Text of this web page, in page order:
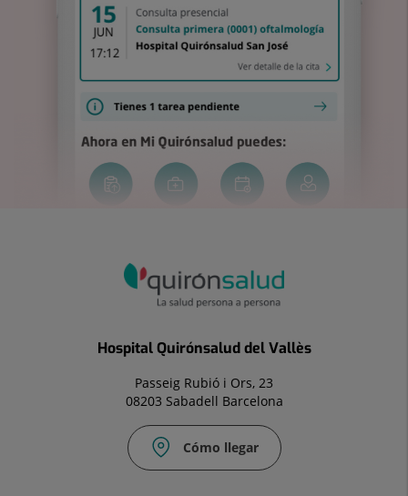
Hospital Quirónsalud del Vallès
Passeig Rubió i Ors, 23
08203 Sabadell Barcelona
Cómo llegar